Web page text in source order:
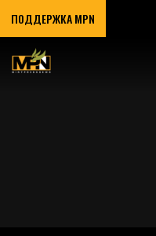
ПОДДЕРЖКА MPN